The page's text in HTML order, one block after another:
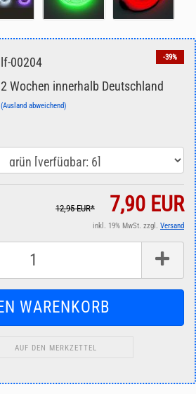
-39%
lf-00204
2 Wochen innerhalb Deutschland
(Ausland abweichend)
12,95 EUR* 7,90 EUR
inkl. 19% MwSt. zzgl. Versand
AUF DEN MERKZETTEL